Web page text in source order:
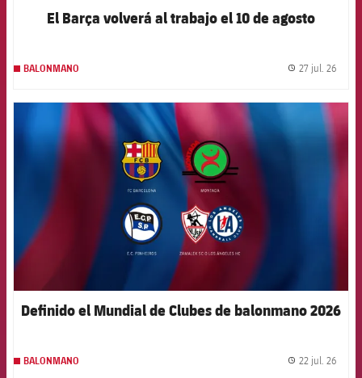
El Barça volverá al trabajo el 10 de agosto
BALONMANO 27 jul. 26
FCB Barcelona badge
Definido el Mundial de Clubes de balonmano 2026
BALONMANO 22 jul. 26